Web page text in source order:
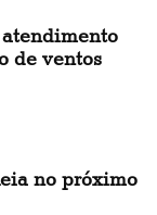
de ventos
no próximo